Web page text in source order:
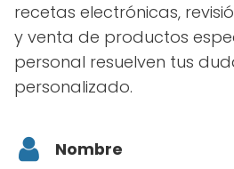
recetas electrónicas,
y venta de productos
personal resuelven tus
personalizado.
Nombre